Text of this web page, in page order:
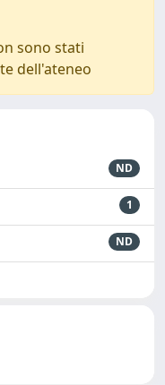
sono stati
dell'ateneo
ND
1
ND